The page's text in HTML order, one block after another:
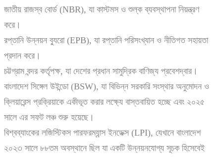
জাতীয় রাজস্ব বোর্ড (NBR), যা কাস্টমস ও শুল্ক ব্যবস্থাপনা নিয়ন্ত্রণ
করে।
রপ্তানি উন্নয়ন ব্যুরো (EPB), যা রপ্তানি পরিসংখ্যান ও নীতিগত সহায়তা
প্রদান করে।
চট্টগ্রাম বন্দর কর্তৃপক্ষ, যা দেশের প্রধান সামুদ্রিক বাণিজ্য প্রবেশদ্বার।
বাংলাদেশ সিঙ্গেল উইন্ডো (BSW), যা বিভিন্ন সরকারি সংস্থার অনুমোদন ও
ক্লিয়ারেন্স প্রক্রিয়াকে একীভূত করার লক্ষ্যে বাস্তবায়িত হচ্ছে এবং ২০২৫
সালে এর সফট লঞ্চ শুরু হয়েছে।
বিশ্বব্যাংকের লজিস্টিকস পারফরম্যান্স ইনডেক্স (LPI), যেখানে বাংলাদেশ
২০২৩ সালে ৮৮তম অবস্থানে ছিল যা একটি উন্নয়নযোগ্য সূচক হিসেবেই